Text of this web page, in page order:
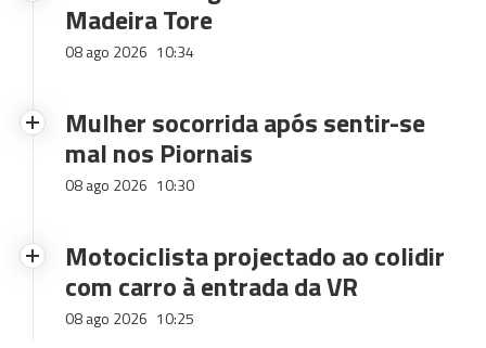
Madeira Tore
08 ago 2026 10:34
Mulher socorrida após sentir-se
mal nos Piornais
08 ago 2026 10:30
Motociclista projectado ao colidir
com carro à entrada da VR
08 ago 2026 10:25